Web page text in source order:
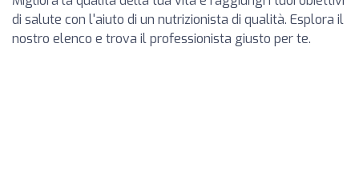
di salute con l'aiuto di un nutrizionista di qualità. Esplora il
nostro elenco e trova il professionista giusto per te.